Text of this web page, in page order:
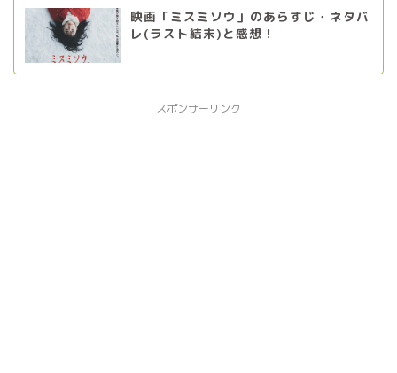
映画「ミスミソウ」のあらすじ・ネタバ
レ(ラスト結末)と感想！
スポンサーリンク